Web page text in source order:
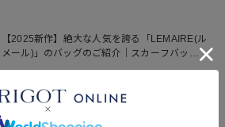
【2025新作】絶大な人気を誇る「LEMAIRE(ル
メール)」のバッグのご紹介｜スカーフバッ
グ・ギアバッグなど
2025.09.01 BLOG